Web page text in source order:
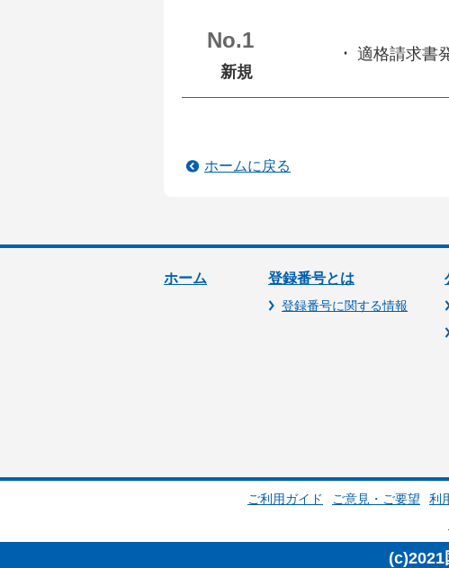
No.1
新規
適格請求書
ホームに戻る
ホーム 登録番号とは
登録番号に関する情報
ご利用ガイド ご意見・ご要望 利
(c)2021